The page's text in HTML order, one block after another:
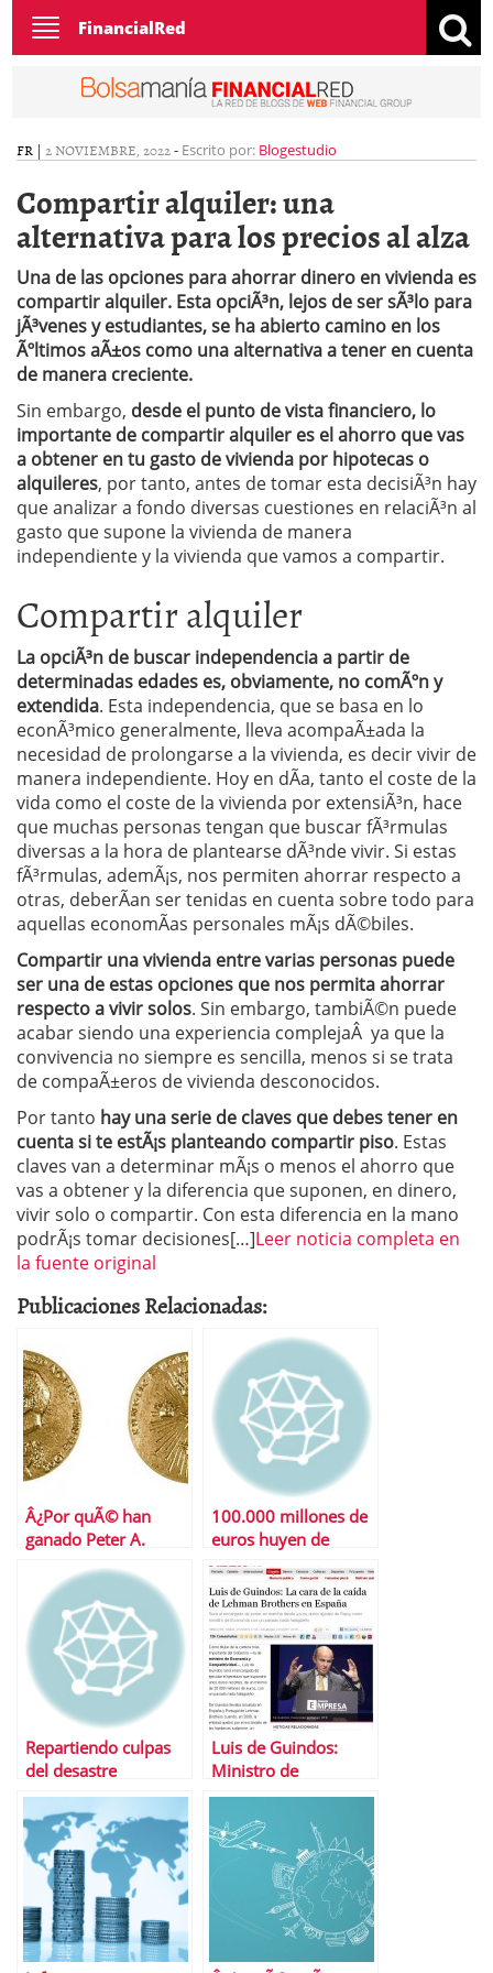
Toggle
navigation
FinancialRed
FR | 2 NOVIEMBRE, 2022- Escrito por: Blogestudio
Compartir alquiler: una
alternativa para los precios al alza
Una de las opciones para ahorrar dinero en vivienda es
compartir alquiler. Esta opciÃ³n, lejos de ser sÃ³lo para
jÃ³venes y estudiantes, se ha abierto camino en los
Ãºltimos aÃ±os como una alternativa a tener en cuenta
de manera creciente.
Sin embargo, desde el punto de vista financiero, lo
importante de compartir alquiler es el ahorro que vas
a obtener en tu gasto de vivienda por hipotecas o
alquileres, por tanto, antes de tomar esta decisiÃ³n hay
que analizar a fondo diversas cuestiones en relaciÃ³n al
gasto que supone la vivienda de manera
independiente y la vivienda que vamos a compartir.
Compartir alquiler
La opciÃ³n de buscar independencia a partir de
determinadas edades es, obviamente, no comÃºn y
extendida. Esta independencia, que se basa en lo
econÃ³mico generalmente, lleva acompaÃ±ada la
necesidad de prolongarse a la vivienda, es decir vivir de
manera independiente. Hoy en dÃ­a, tanto el coste de la
vida como el coste de la vivienda por extensiÃ³n, hace
que muchas personas tengan que buscar fÃ³rmulas
diversas a la hora de plantearse dÃ³nde vivir. Si estas
fÃ³rmulas, ademÃ¡s, nos permiten ahorrar respecto a
otras, deberÃ­an ser tenidas en cuenta sobre todo para
aquellas economÃ­as personales mÃ¡s dÃ©biles.
Compartir una vivienda entre varias personas puede
ser una de estas opciones que nos permita ahorrar
respecto a vivir solos. Sin embargo, tambiÃ©n puede
acabar siendo una experiencia complejaÂ ya que la
convivencia no siempre es sencilla, menos si se trata
de compaÃ±eros de vivienda desconocidos.
Por tanto hay una serie de claves que debes tener en
cuenta si te estÃ¡s planteando compartir piso. Estas
claves van a determinar mÃ¡s o menos el ahorro que
vas a obtener y la diferencia que suponen, en dinero,
vivir solo o compartir. Con esta diferencia en la mano
podrÃ¡s tomar decisiones[…]Leer noticia completa en
la fuente original
Publicaciones Relacionadas:
Â¿Por quÃ© han
ganado Peter A.
Mortensen y
Christopher A.
Pissarides el Nobel
de EconomÃ­a?
100.000 millones de
euros huyen de
EspaÃ±a
Repartiendo culpas
del desastre
inmobiliario
Â¿CÃ³mo hemos
llegado hasta aquÃ­ y
quÃ© hacer ahora
con tu piso?
Luis de Guindos:
Ministro de
EconomÃ­a y
Competitividad